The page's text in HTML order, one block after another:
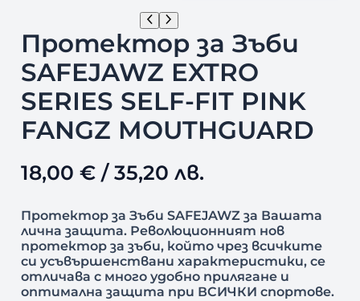
Протектор за Зъби
SAFEJAWZ EXTRO
SERIES SELF-FIT PINK
FANGZ MOUTHGUARD
18,00 €/ 35,20 лв.
Протектор за Зъби SAFEJAWZ за Вашата
лична защита. Революционният нов
протектор за зъби, който чрез всичките
си усъвършенствани характеристики, се
отличава с много удобно прилягане и
оптимална защита при ВСИЧКИ спортове.